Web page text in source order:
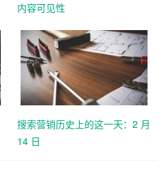
内容可见性
搜索营销历史上的这一天：2 月
14 日